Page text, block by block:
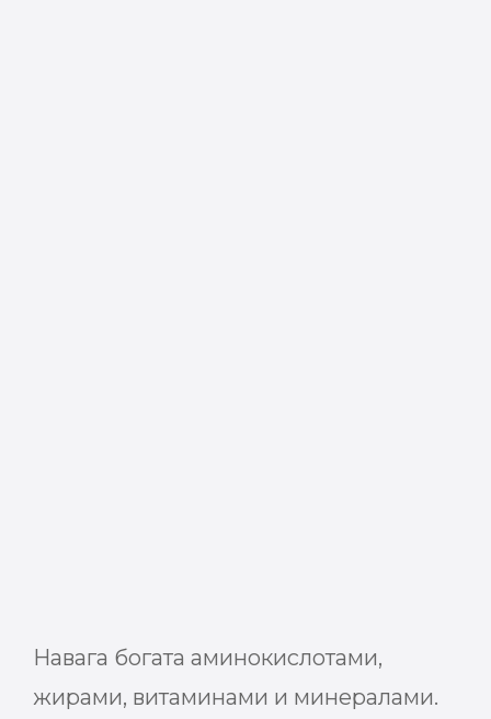
Навага богата аминокислотами,
жирами, витаминами и минералами.